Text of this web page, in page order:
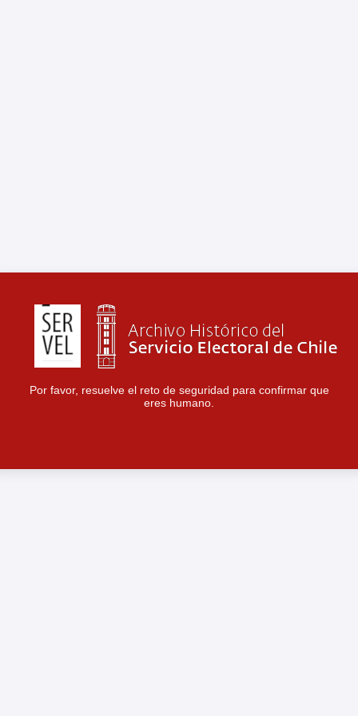
Por favor, resuelve el reto de seguridad para confirmar que
eres humano.